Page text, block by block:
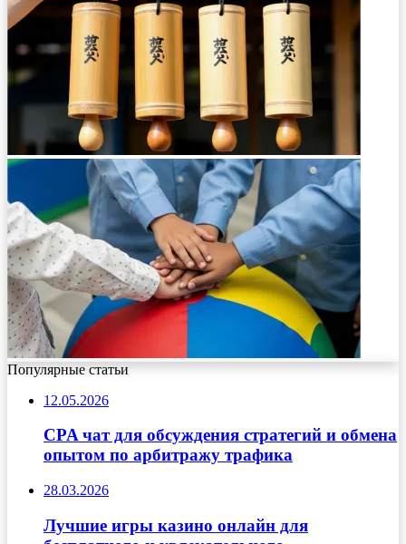
Популярные статьи
12.05.2026
CPA чат для обсуждения стратегий и обмена
опытом по арбитражу трафика
28.03.2026
Лучшие игры казино онлайн для